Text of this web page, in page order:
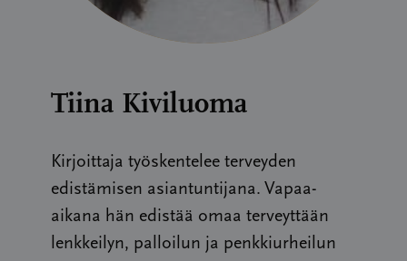
Tiina Kiviluoma
Kirjoittaja työskentelee terveyden
edistämisen asiantuntijana. Vapaa-
aikana hän edistää omaa terveyttään
lenkkeilyn, palloilun ja penkkiurheilun